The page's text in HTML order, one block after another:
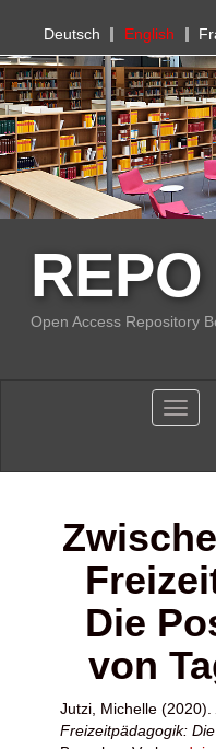
PHBern
Deutsch English
Open Access Repository
Die
von
Jutzi, Michelle (2020).
Freizeitpädagogik: